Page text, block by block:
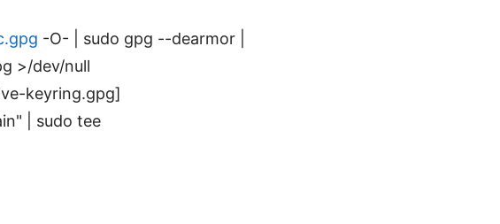
-O- | sudo gpg --dearmor |
>/dev/null
keyring.gpg]
| sudo tee